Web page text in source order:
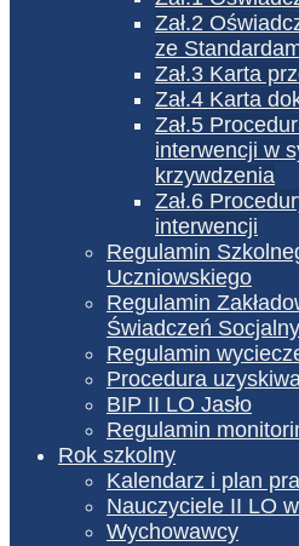
Zał.2
ze
Zał.3 Karta
Zał.4 Karta
Zał.5
interwencji w
krzywdzenia
Zał.6
interwencji
Regulamin
Uczniowskiego
Regulamin
Świadczeń
Regulamin
Procedura
BIP II LO Jasło
Regulamin
Rok szkolny
Kalendarz i plan
Nauczyciele II LO
Wychowawcy